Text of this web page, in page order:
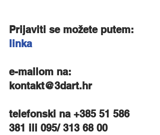
Prijaviti se možete putem:
linka
e-mailom na:
kontakt@3dart.hr
telefonski na +385 51 586
381 ili 095/ 313 68 00